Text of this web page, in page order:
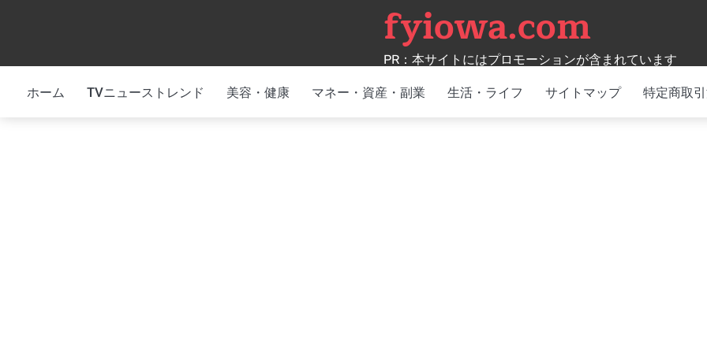
fyiowa.com
PR：本サイトにはプロモーションが含まれています
ホーム TVニューストレンド 美容・健康 マネー・資産・副業 生活・ライフ サイトマップ 特定商取